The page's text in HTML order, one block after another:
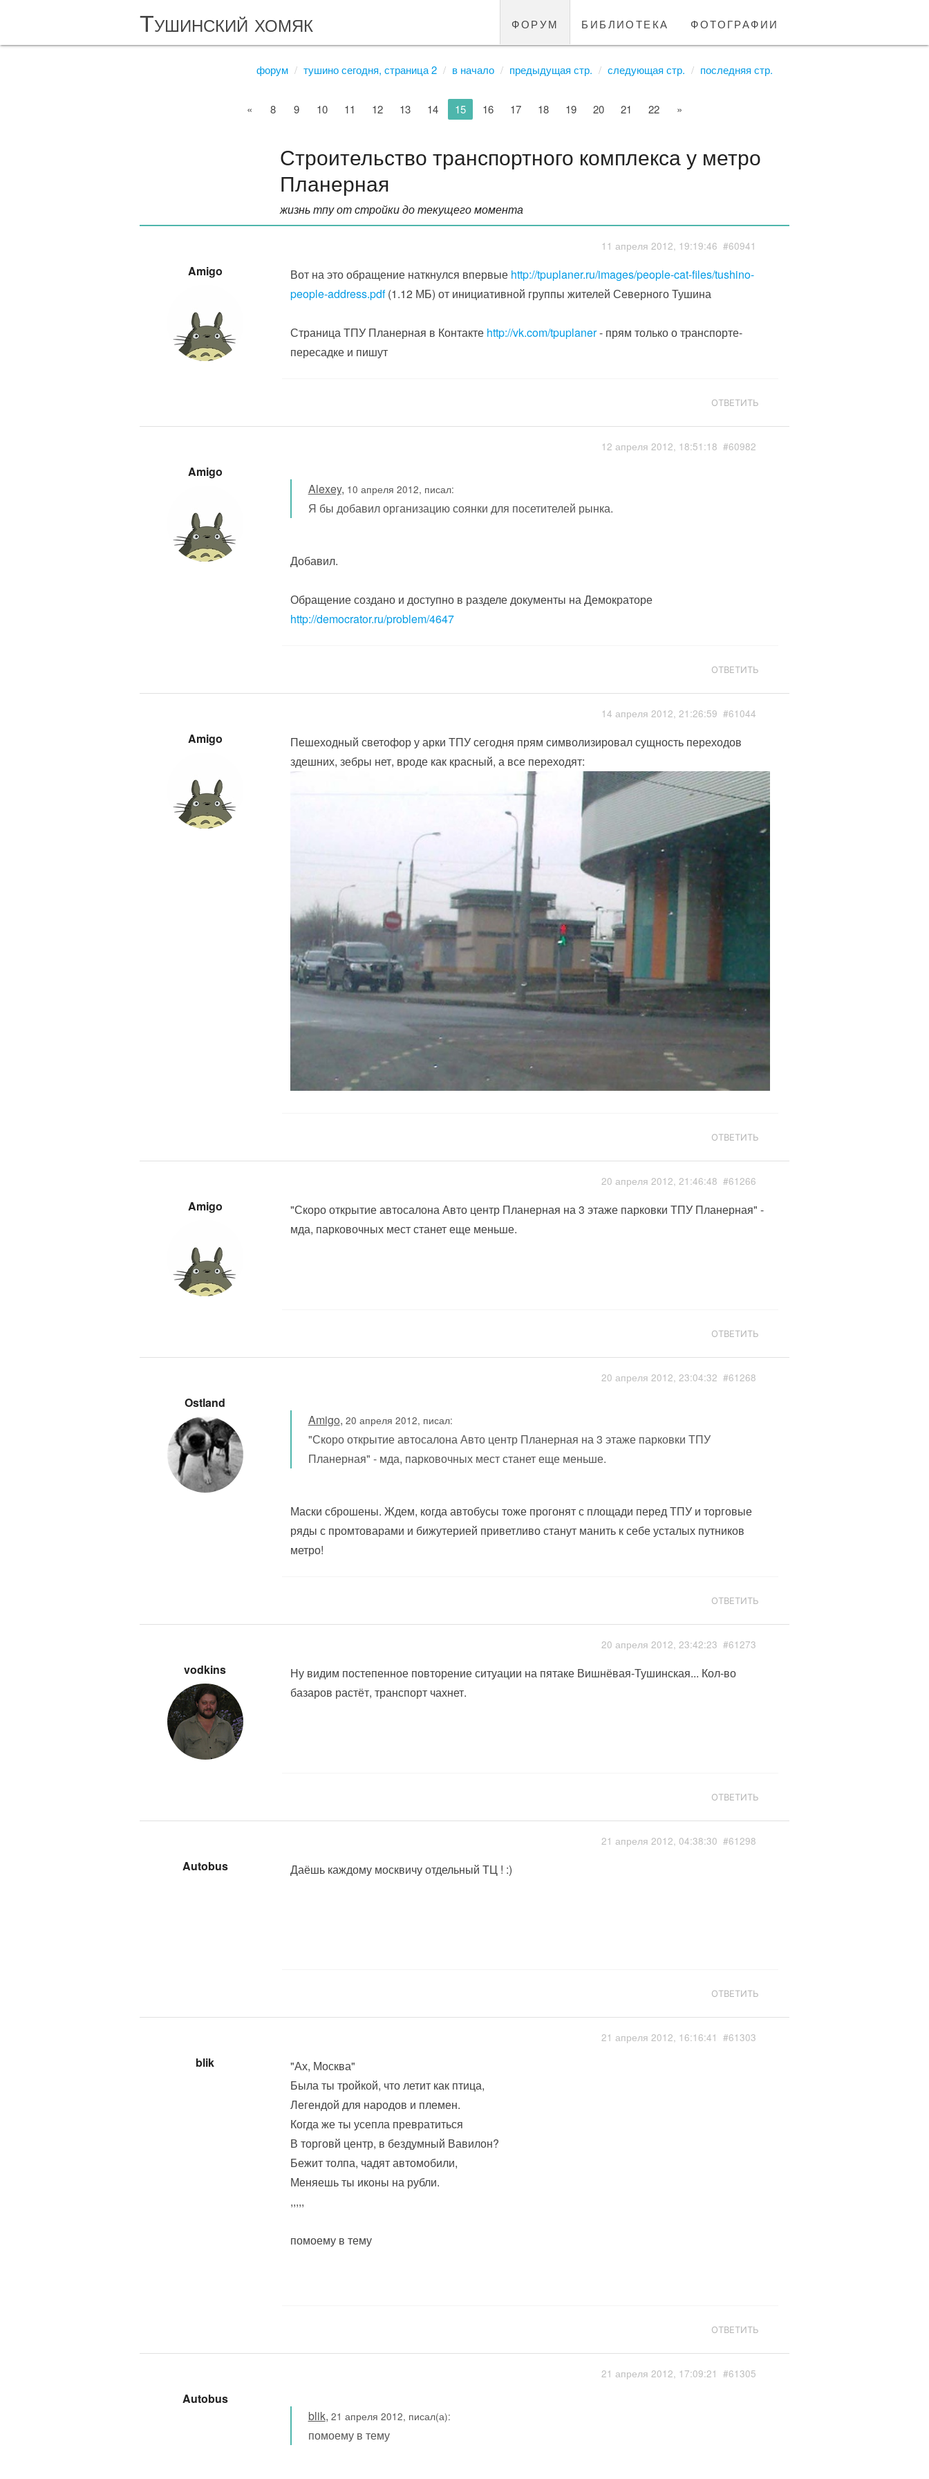
Тушинский хомяк форум библиотека фотографии
форум тушино сегодня, страница 2 в начало предыдущая стр. следующая стр. последняя стр.
« 8 9 10 11 12 13 14 15 16 17 18 19 20 21 22 »
Строительство транспортного комплекса у метро
Планерная
жизнь тпу от стройки до текущего момента
Amigo
11 апреля 2012, 19:19:46 #60941
Вот на это обращение наткнулся впервые http://tpuplaner.ru/images/people-cat-files/tushino-
people-address.pdf(1.12 МБ) от инициативной группы жителей Северного Тушина
Страница ТПУ Планерная в Контакте http://vk.com/tpuplaner- прям только о транспорте-
пересадке и пишут
ОТВЕТИТЬ
Amigo
12 апреля 2012, 18:51:18 #60982
Alexey, 10 апреля 2012, писал:
Я бы добавил организацию соянки для посетителей рынка.
Добавил.
Обращение создано и доступно в разделе документы на Демократоре
http://democrator.ru/problem/4647
ОТВЕТИТЬ
Amigo
14 апреля 2012, 21:26:59 #61044
Пешеходный светофор у арки ТПУ сегодня прям символизировал сущность переходов
здешних, зебры нет, вроде как красный, а все переходят:
ОТВЕТИТЬ
Amigo
20 апреля 2012, 21:46:48 #61266
"Скоро открытие автосалона Авто центр Планерная на 3 этаже парковки ТПУ Планерная" -
мда, парковочных мест станет еще меньше.
ОТВЕТИТЬ
Ostland
20 апреля 2012, 23:04:32 #61268
Amigo, 20 апреля 2012, писал:
"Скоро открытие автосалона Авто центр Планерная на 3 этаже парковки ТПУ
Планерная" - мда, парковочных мест станет еще меньше.
Маски сброшены. Ждем, когда автобусы тоже прогонят с площади перед ТПУ и торговые
ряды с промтоварами и бижутерией приветливо станут манить к себе усталых путников
метро!
ОТВЕТИТЬ
vodkins
20 апреля 2012, 23:42:23 #61273
Ну видим постепенное повторение ситуации на пятаке Вишнёвая-Тушинская... Кол-во
базаров растёт, транспорт чахнет.
ОТВЕТИТЬ
Autobus
21 апреля 2012, 04:38:30 #61298
Даёшь каждому москвичу отдельный ТЦ ! :)
ОТВЕТИТЬ
blik
21 апреля 2012, 16:16:41 #61303
"Ах, Москва"
Была ты тройкой, что летит как птица,
Легендой для народов и племен.
Когда же ты усепла превратиться
В торговй центр, в бездумный Вавилон?
Бежит толпа, чадят автомобили,
Меняешь ты иконы на рубли.
,,,,,
помоему в тему
ОТВЕТИТЬ
Autobus
21 апреля 2012, 17:09:21 #61305
blik, 21 апреля 2012, писал(а):
помоему в тему